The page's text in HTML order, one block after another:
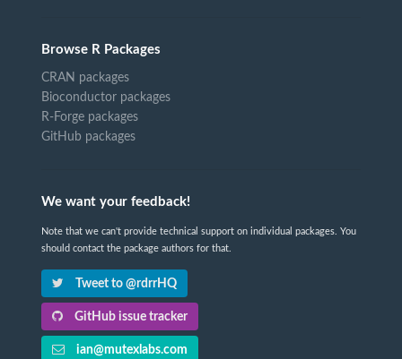
Browse R Packages
CRAN packages
Bioconductor packages
R-Forge packages
GitHub packages
We want your feedback!
Note that we can't provide technical support on individual packages. You
should contact the package authors for that.
Tweet to @rdrrHQ
GitHub issue tracker
ian@mutexlabs.com